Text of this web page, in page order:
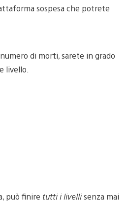
sospesa che potrete
di morti, sarete in grado
livello.
può finire tutti i livellisenza mai